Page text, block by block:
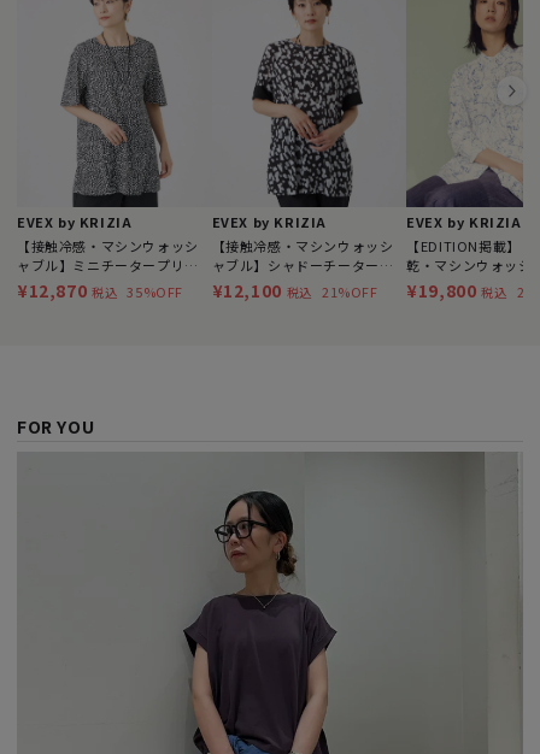
EVEX by KRIZIA
【接触冷感・マシンウォッシ
ャブル】ミニチータープリン
トコンチェロカットソー
¥12,870 税込 35%OFF
EVEX by KRIZIA
【接触冷感・マシンウォッシ
ャブル】シャドーチータード
ットクルーネックカットソー
¥12,100 税込 21%OFF
EVEX by KRIZIA
【EDITION掲載】【
乾・マシンウォッシ
ラインライオンプリ
ウス
¥19,800 税込
FOR YOU